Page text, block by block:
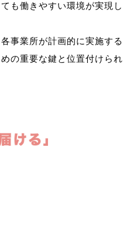
も働きやすい環境が実現し
事業所が計画的に実施する
の重要な鍵と位置付けられ